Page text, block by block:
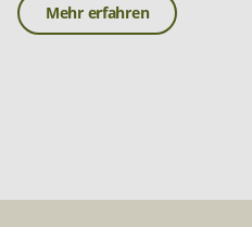
Mehr erfahren